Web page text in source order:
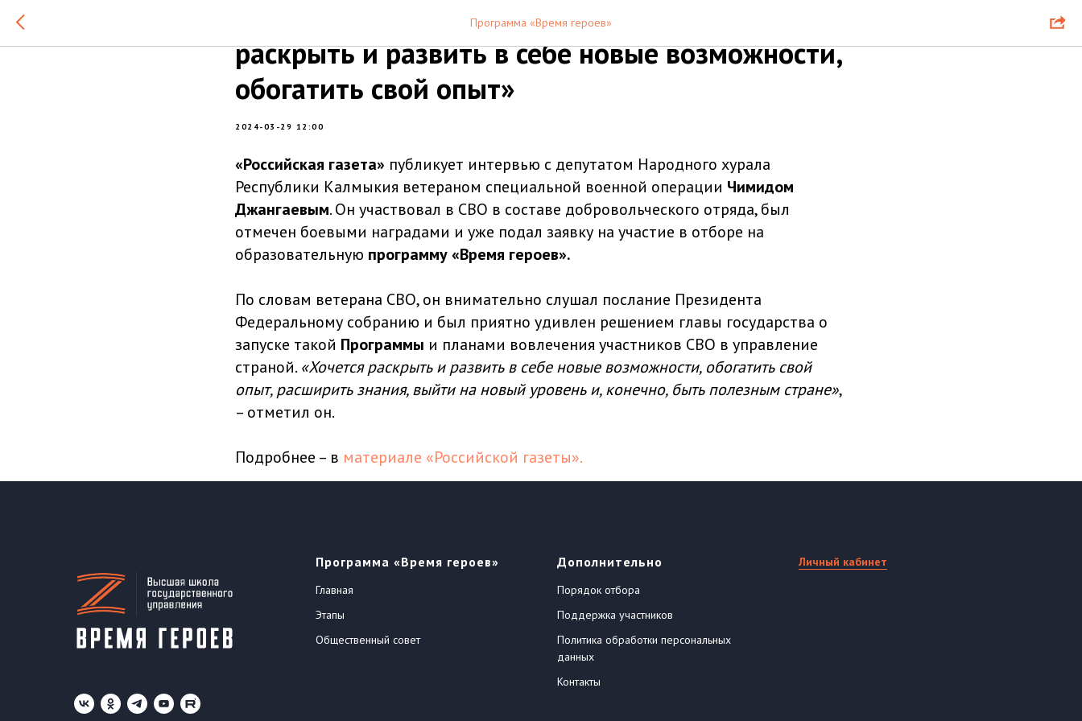
Программа «Время героев»
Ветеран СВО Чимид Джангаев: «Хочется
раскрыть и развить в себе новые возможности,
обогатить свой опыт»
2024-03-29 12:00
«Российская газета» публикует интервью с депутатом Народного хурала
Республики Калмыкия ветераном специальной военной операции Чимидом
Джангаевым. Он участвовал в СВО в составе добровольческого отряда, был
отмечен боевыми наградами и уже подал заявку на участие в отборе на
образовательную программу «Время героев».
По словам ветерана СВО, он внимательно слушал послание Президента
Федеральному собранию и был приятно удивлен решением главы государства о
запуске такой Программы и планами вовлечения участников СВО в управление
страной. «Хочется раскрыть и развить в себе новые возможности, обогатить свой
опыт, расширить знания, выйти на новый уровень и, конечно, быть полезным стране»,
– отметил он.
Подробнее – в материале «Российской газеты».
Программа «Время героев»
Главная
Этапы
Общественный совет
Дополнительно
Порядок отбора
Поддержка участников
Политика обработки персональных
данных
Контакты
Личный кабинет